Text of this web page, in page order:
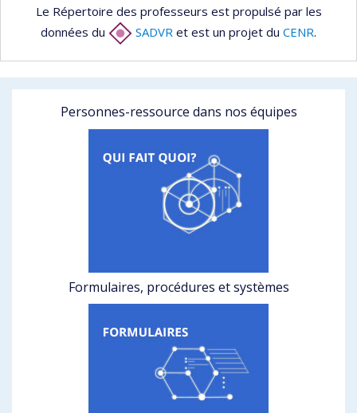
Le Répertoire des professeurs est propulsé par les
données du
SADVR et est un projet du CENR.
Personnes-ressource dans nos équipes
Formulaires, procédures et systèmes